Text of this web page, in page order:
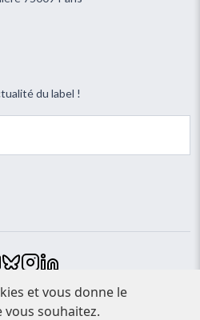
et vous donne le
souhaitez.
du label !